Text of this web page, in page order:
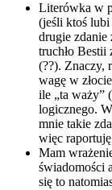
Literówka w
(jeśli ktoś lubi
drugie zdanie
truchło Bestii
(??). Znaczy,
wagę w
ile „ta waży”
logicznego.
mnie takie
więc
Mam
świadomości
się to